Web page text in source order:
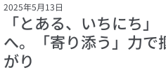
「とある、いちにち
へ。「寄り添う」力で
がり
2025年5月13日